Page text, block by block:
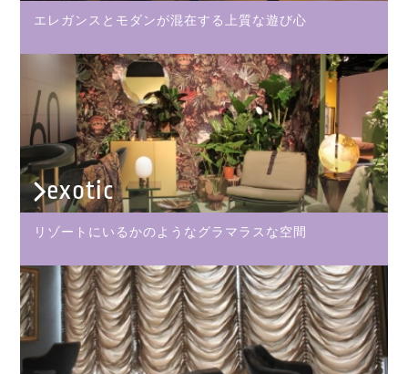
エレガンスとモダンが混在する上質な遊び心
exotic
リゾートにいるかのようなグラマラスな空間